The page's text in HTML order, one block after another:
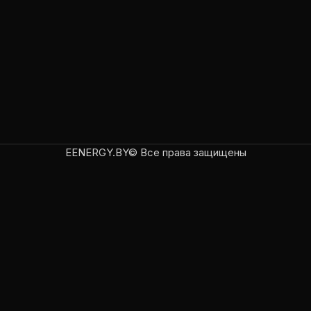
EENERGY.BY© Все права защищены